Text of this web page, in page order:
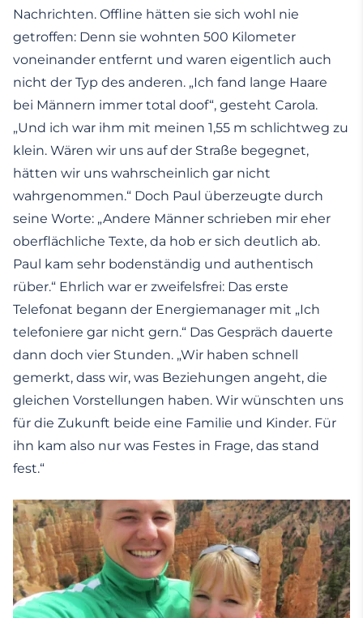
Nachrichten. Offline hätten sie sich wohl nie
getroffen: Denn sie wohnten 500 Kilometer
voneinander entfernt und waren eigentlich auch
nicht der Typ des anderen. „Ich fand lange Haare
bei Männern immer total doof“, gesteht Carola.
„Und ich war ihm mit meinen 1,55 m schlichtweg zu
klein. Wären wir uns auf der Straße begegnet,
hätten wir uns wahrscheinlich gar nicht
wahrgenommen.“ Doch Paul überzeugte durch
seine Worte: „Andere Männer schrieben mir eher
oberflächliche Texte, da hob er sich deutlich ab.
Paul kam sehr bodenständig und authentisch
rüber.“ Ehrlich war er zweifelsfrei: Das erste
Telefonat begann der Energiemanager mit „Ich
telefoniere gar nicht gern.“ Das Gespräch dauerte
dann doch vier Stunden. „Wir haben schnell
gemerkt, dass wir, was Beziehungen angeht, die
gleichen Vorstellungen haben. Wir wünschten uns
für die Zukunft beide eine Familie und Kinder. Für
ihn kam also nur was Festes in Frage, das stand
fest.“